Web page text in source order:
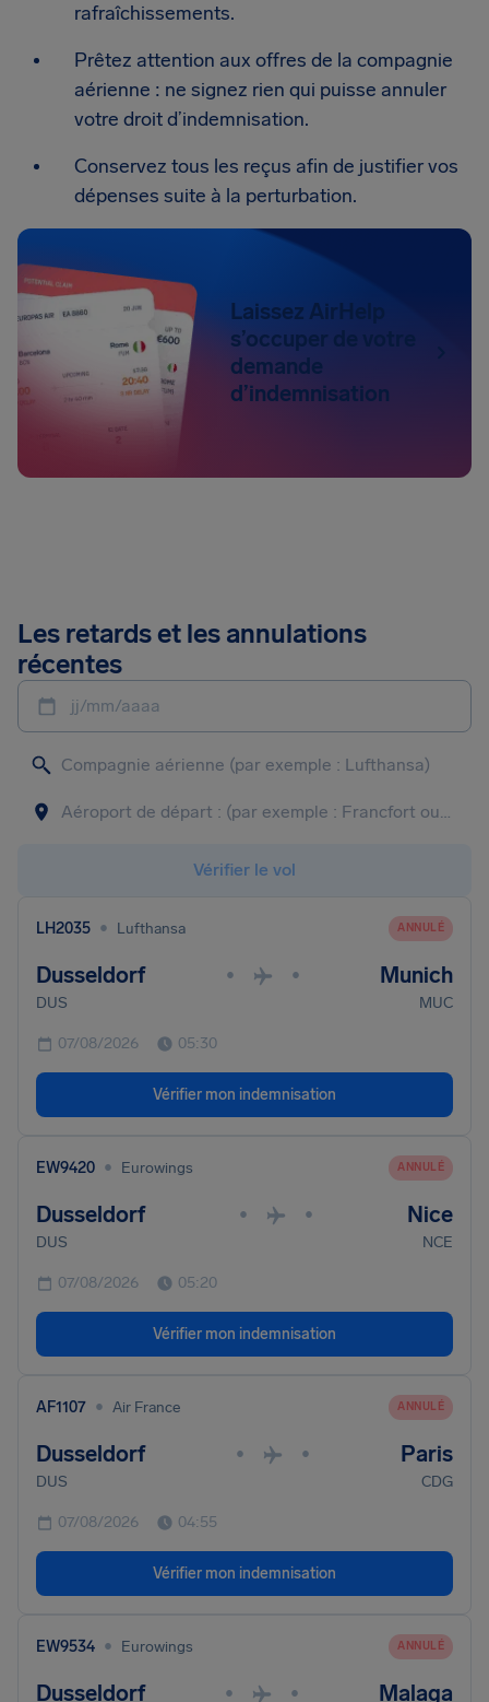
rafraîchissements.
Prêtez attention aux offres de la compagnie
aérienne : ne signez rien qui puisse annuler
votre droit d’indemnisation.
Conservez tous les reçus afin de justifier vos
dépenses suite à la perturbation.
Laissez AirHelp
s’occuper de votre
demande
d’indemnisation
Les retards et les annulations
récentes
jj/mm/aaaa
Vérifier le vol
LH2035 • Lufthansa ANNULÉ
Dusseldorf • • Munich
DUS MUC
07/08/2026 05:30
Vérifier mon indemnisation
EW9420 • Eurowings ANNULÉ
Dusseldorf • • Nice
DUS NCE
07/08/2026 05:20
Vérifier mon indemnisation
AF1107 • Air France ANNULÉ
Dusseldorf • • Paris
DUS CDG
07/08/2026 04:55
Vérifier mon indemnisation
EW9534 • Eurowings ANNULÉ
Dusseldorf • • Malaga